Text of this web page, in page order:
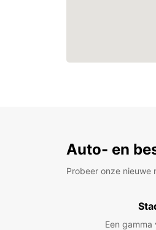
Auto- en
Probeer onze nieuwe
Een